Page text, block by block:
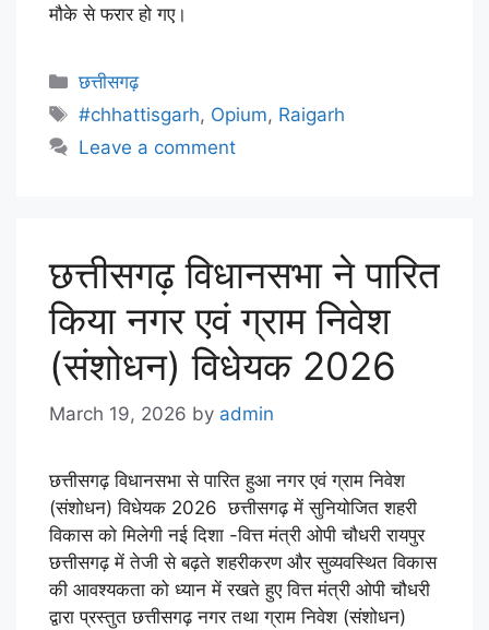
मौके से फरार हो गए।
छत्तीसगढ़
#chhattisgarh, Opium, Raigarh
Leave a comment
छत्तीसगढ़ विधानसभा ने पारित
किया नगर एवं ग्राम निवेश
(संशोधन) विधेयक 2026
March 19, 2026 by admin
छत्तीसगढ़ विधानसभा से पारित हुआ नगर एवं ग्राम निवेश
(संशोधन) विधेयक 2026 छत्तीसगढ़ में सुनियोजित शहरी
विकास को मिलेगी नई दिशा -वित्त मंत्री ओपी चौधरी रायपुर
छत्तीसगढ़ में तेजी से बढ़ते शहरीकरण और सुव्यवस्थित विकास
की आवश्यकता को ध्यान में रखते हुए वित्त मंत्री ओपी चौधरी
द्वारा प्रस्तुत छत्तीसगढ़ नगर तथा ग्राम निवेश (संशोधन)